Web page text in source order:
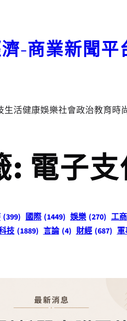
-商業新聞平
生活健康娛樂社會政治教育時
: 電子
(399) 國際 (1449) 娛樂 (270) 工商
技 (1889) 言論 (4) 財經 (687)